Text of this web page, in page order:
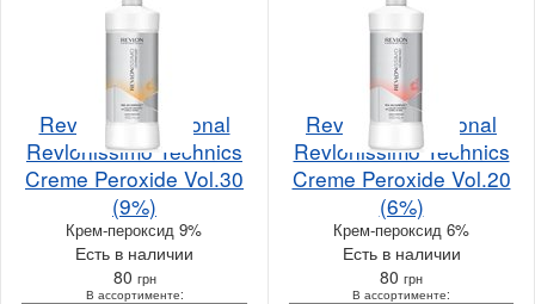
Revlon Professional
Revlonissimo Technics
Creme Peroxide Vol.30
(9%)
Крем-пероксид 9%
Есть в наличии
80 грн
В ассортименте:
Revlon Professional
Revlonissimo Technics
Creme Peroxide Vol.20
(6%)
Крем-пероксид 6%
Есть в наличии
80 грн
В ассортименте: